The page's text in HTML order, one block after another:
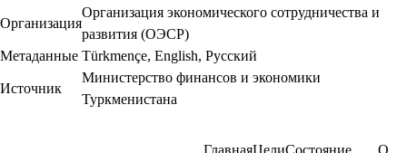
Организация
Организация экономического сотрудничества и
развития (ОЭСР)
Метаданные Türkmençe, English, Русский
Источник
Министерство финансов и экономики
Туркменистана
ГлавнаяЦелиСостояние
О